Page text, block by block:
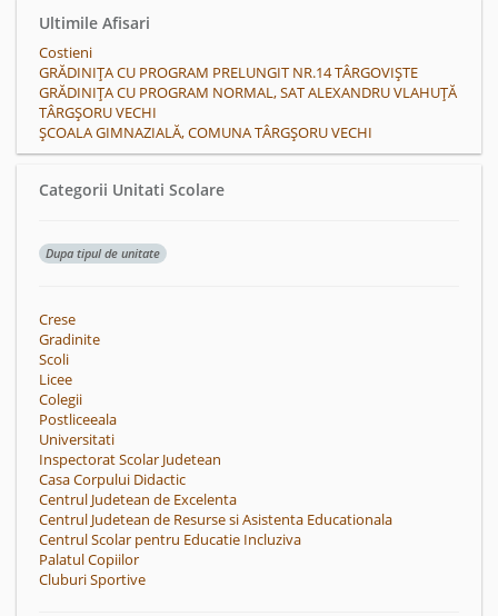
Ultimile Afisari
Costieni
GRĂDINIȚA CU PROGRAM PRELUNGIT NR.14 TÂRGOVIȘTE
GRĂDINIȚA CU PROGRAM NORMAL, SAT ALEXANDRU VLAHUȚĂ
TÂRGŞORU VECHI
ȘCOALA GIMNAZIALĂ, COMUNA TÂRGȘORU VECHI
Categorii Unitati Scolare
Dupa tipul de unitate
Crese
Gradinite
Scoli
Licee
Colegii
Postliceeala
Universitati
Inspectorat Scolar Judetean
Casa Corpului Didactic
Centrul Judetean de Excelenta
Centrul Judetean de Resurse si Asistenta Educationala
Centrul Scolar pentru Educatie Incluziva
Palatul Copiilor
Cluburi Sportive